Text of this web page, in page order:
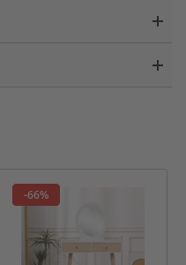
-66%